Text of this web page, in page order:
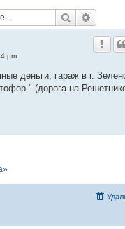
Поиск
pm
деньги, гараж в г.
" (дорога на